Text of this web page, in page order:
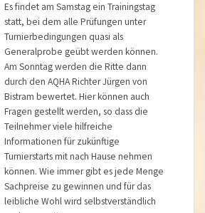
Es findet am Samstag ein Trainingstag
statt, bei dem alle Prüfungen unter
Turnierbedingungen quasi als
Generalprobe geübt werden können.
Am Sonntag werden die Ritte dann
durch den AQHA Richter Jürgen von
Bistram bewertet. Hier können auch
Fragen gestellt werden, so dass die
Teilnehmer viele hilfreiche
Informationen für zukünftige
Turnierstarts mit nach Hause nehmen
können. Wie immer gibt es jede Menge
Sachpreise zu gewinnen und für das
leibliche Wohl wird selbstverständlich